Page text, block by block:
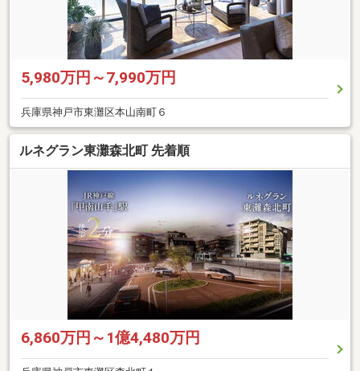
5,980万円～7,990万円
兵庫県神戸市東灘区本山南町６
ルネグラン東灘森北町 先着順
6,860万円～1億4,480万円